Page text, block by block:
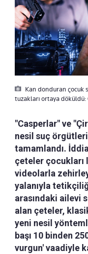
Kan donduran çocuk
tuzakları ortaya döküldü:
"Casperlar" ve
nesil suç
tamamlandı.
çeteler çocukları
videolarla
yalanıyla
arasındaki ailevi
alan çeteler,
yeni nesil
başı 10 binden
vurgun' vaadiyle